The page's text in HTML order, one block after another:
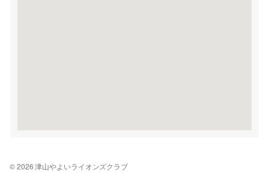
© 2026 津山やよいライオンズクラブ